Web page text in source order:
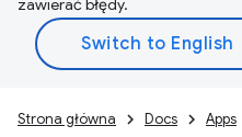
zawierać błędy.
Strona główna Docs Apps